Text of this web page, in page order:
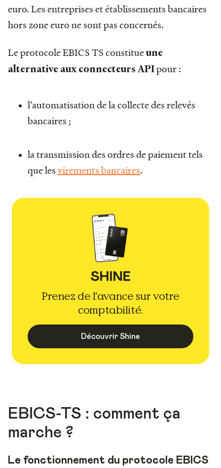
euro. Les entreprises et établissements bancaires
hors zone euro ne sont pas concernés.
Le protocole EBICS TS constitueune
alternative aux connecteurs APIpour :
l’automatisation de la collecte des relevés
bancaires ;
la transmission des ordres de paiement tels
que lesvirements bancaires.
Prenez de l'avance sur votre
comptabilité.
Découvrir Shine
EBICS-TS : comment ça
marche ?
Le fonctionnement du protocole EBICS